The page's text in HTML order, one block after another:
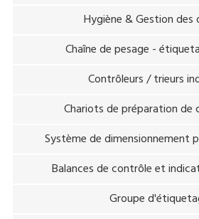
Hygiène & Gestion des
Chaîne de pesage -
Contrôleurs / trieurs
Chariots de préparation de
Système de dimensionnement
Balances de contrôle et
Groupe